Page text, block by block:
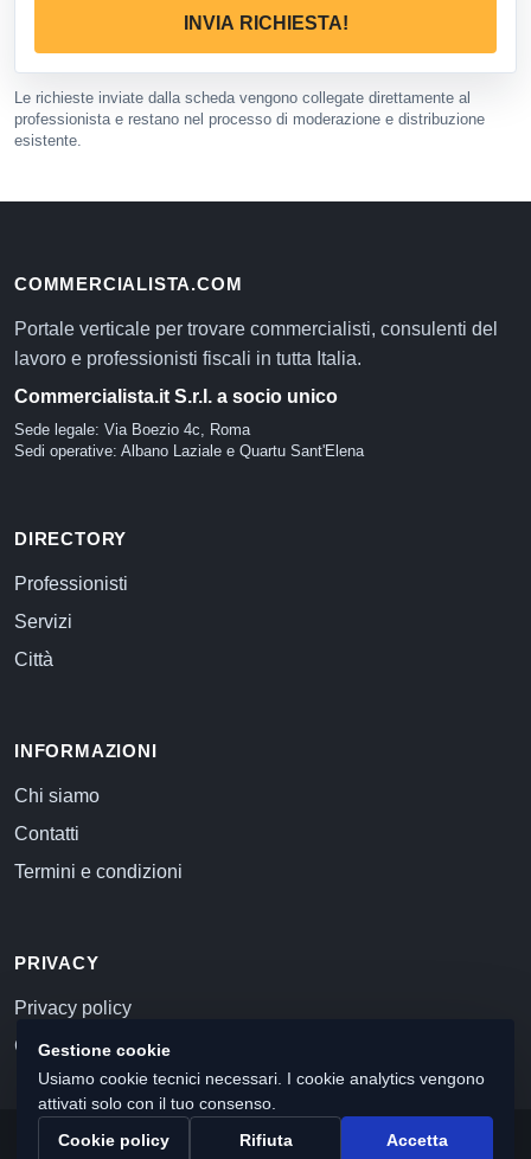
INVIA RICHIESTA!
Le richieste inviate dalla scheda vengono collegate direttamente al
professionista e restano nel processo di moderazione e distribuzione
esistente.
COMMERCIALISTA.COM
Portale verticale per trovare commercialisti, consulenti del
lavoro e professionisti fiscali in tutta Italia.
Commercialista.it S.r.l. a socio unico
Sede legale: Via Boezio 4c, Roma
Sedi operative: Albano Laziale e Quartu Sant'Elena
DIRECTORY
Professionisti
Servizi
Città
INFORMAZIONI
Chi siamo
Contatti
Termini e condizioni
PRIVACY
Privacy policy
Cookie policy
© 2026 Commercialista.com C.F. e P.IVA 12059071006
Gestione cookie
Usiamo cookie tecnici necessari. I cookie analytics vengono
attivati solo con il tuo consenso.
Cookie policy
Rifiuta Accetta